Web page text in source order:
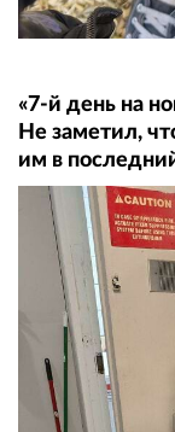
«7-й день на
Не заметил,
им в